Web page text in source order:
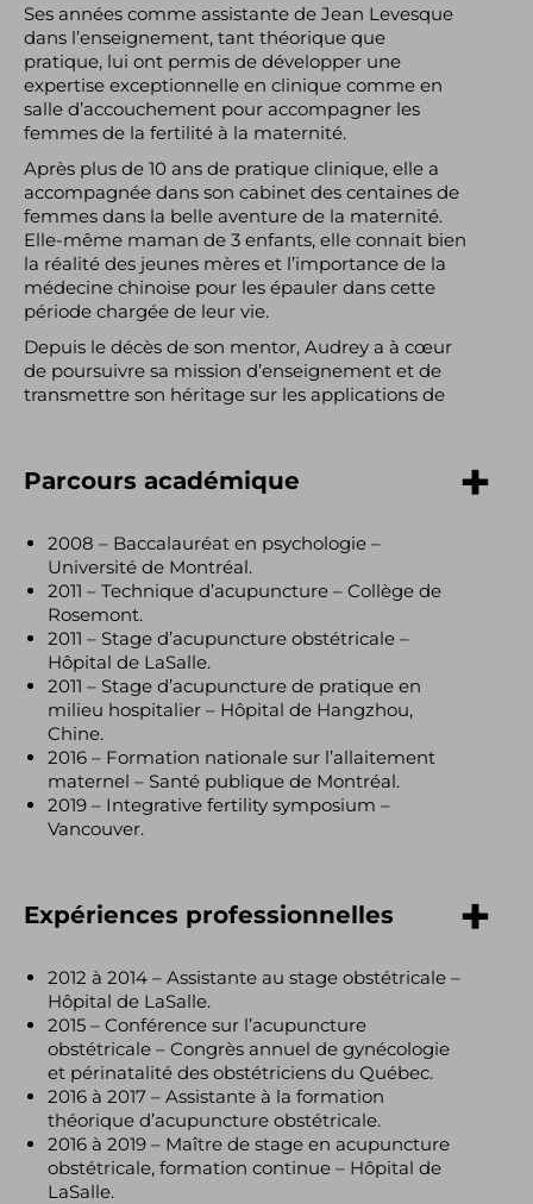
Ses années comme assistante de Jean Levesque
dans l’enseignement, tant théorique que
pratique, lui ont permis de développer une
expertise exceptionnelle en clinique comme en
salle d’accouchement pour accompagner les
femmes de la fertilité à la maternité.
Après plus de 10 ans de pratique clinique, elle a
accompagnée dans son cabinet des centaines de
femmes dans la belle aventure de la maternité.
Elle-même maman de 3 enfants, elle connait bien
la réalité des jeunes mères et l’importance de la
médecine chinoise pour les épauler dans cette
période chargée de leur vie.
Depuis le décès de son mentor, Audrey a à cœur
de poursuivre sa mission d’enseignement et de
transmettre son héritage sur les applications de
Parcours académique
2008 – Baccalauréat en psychologie –
Université de Montréal.
2011 – Technique d’acupuncture – Collège de
Rosemont.
2011 – Stage d’acupuncture obstétricale –
Hôpital de LaSalle.
2011 – Stage d’acupuncture de pratique en
milieu hospitalier – Hôpital de Hangzhou,
Chine.
2016 – Formation nationale sur l’allaitement
maternel – Santé publique de Montréal.
2019 – Integrative fertility symposium –
Vancouver.
Expériences professionnelles
2012 à 2014 – Assistante au stage obstétricale –
Hôpital de LaSalle.
2015 – Conférence sur l’acupuncture
obstétricale – Congrès annuel de gynécologie
et périnatalité des obstétriciens du Québec.
2016 à 2017 – Assistante à la formation
théorique d’acupuncture obstétricale.
2016 à 2019 – Maître de stage en acupuncture
obstétricale, formation continue – Hôpital de
LaSalle.